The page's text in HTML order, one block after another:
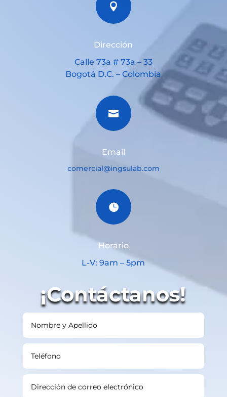

Dirección
Calle 73a # 73a – 33
Bogotá D.C. – Colombia

Email
comercial@ingsulab.com

Horario
L-V: 9am – 5pm
¡Contáctanos!